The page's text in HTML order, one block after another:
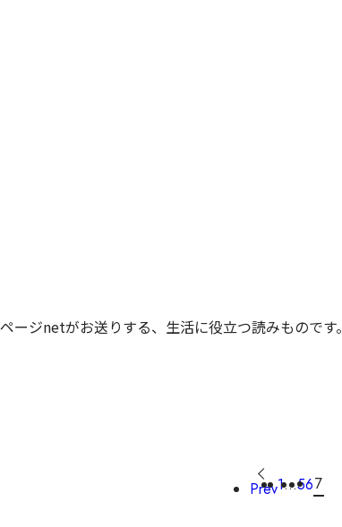
ジnetがお送りする、生活に役立つ読みものです。
Prev1…567